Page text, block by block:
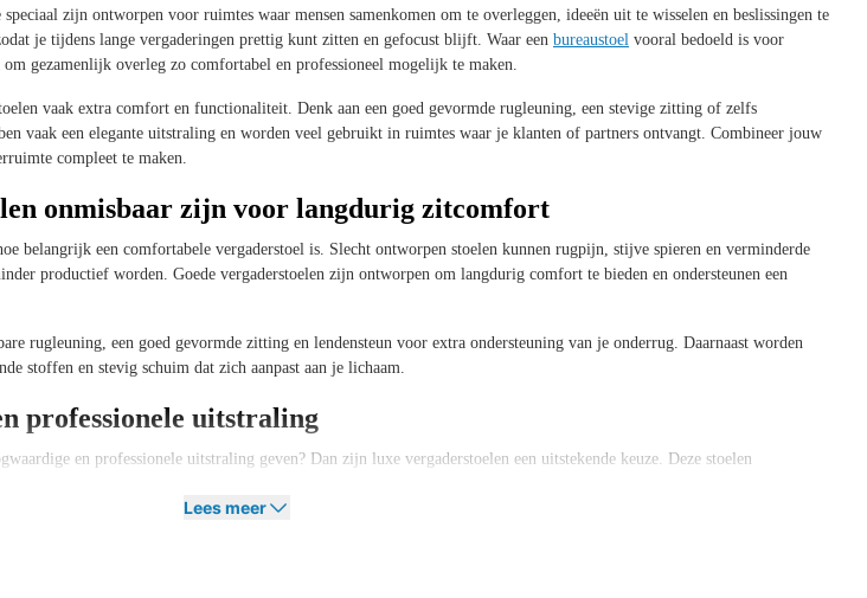
zijn ontworpen voor ruimtes waar mensen samenkomen om te overleggen, ideeën uit te wisselen en beslissingen te
je tijdens lange vergaderingen prettig kunt zitten en gefocust blijft. Waar een bureaustoel vooral bedoeld is voor
gezamenlijk overleg zo comfortabel en professioneel mogelijk te maken.
vaak extra comfort en functionaliteit. Denk aan een goed gevormde rugleuning, een stevige zitting of zelfs
vaak een elegante uitstraling en worden veel gebruikt in ruimtes waar je klanten of partners ontvangt. Combineer jouw
compleet te maken.
onmisbaar zijn voor langdurig zitcomfort
belangrijk een comfortabele vergaderstoel is. Slecht ontworpen stoelen kunnen rugpijn, stijve spieren en verminderde
productief worden. Goede vergaderstoelen zijn ontworpen om langdurig comfort te bieden en ondersteunen een
rugleuning, een goed gevormde zitting en lendensteun voor extra ondersteuning van je onderrug. Daarnaast worden
stoffen en stevig schuim dat zich aanpast aan je lichaam.
professionele uitstraling
en professionele uitstraling geven? Dan zijn luxe vergaderstoelen een uitstekende keuze. Deze stoelen
Lees meer